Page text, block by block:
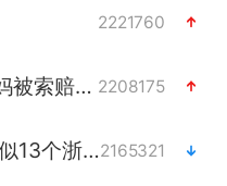
2221760
1岁宝宝碰坏纸巾盒 宝妈被索赔924元 2208175
台风白海豚环流面积近似13个浙江2165321